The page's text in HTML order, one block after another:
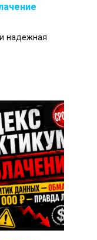
надежная